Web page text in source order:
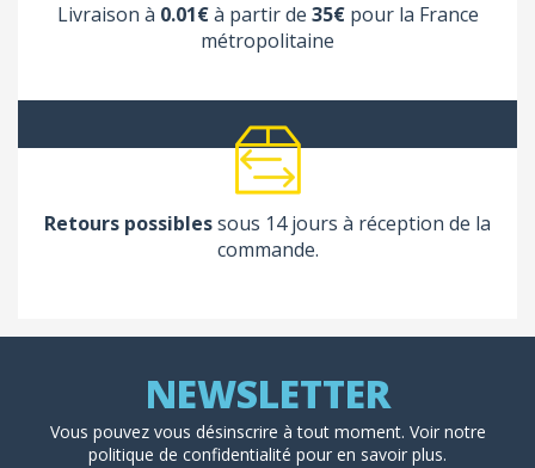
Livraison à 0.01€à partir de 35€pour la France
métropolitaine
Retours possiblessous 14 jours à réception de la
commande.
Vous pouvez vous désinscrire à tout moment. Voir notre
politique de confidentialité pour en savoir plus.